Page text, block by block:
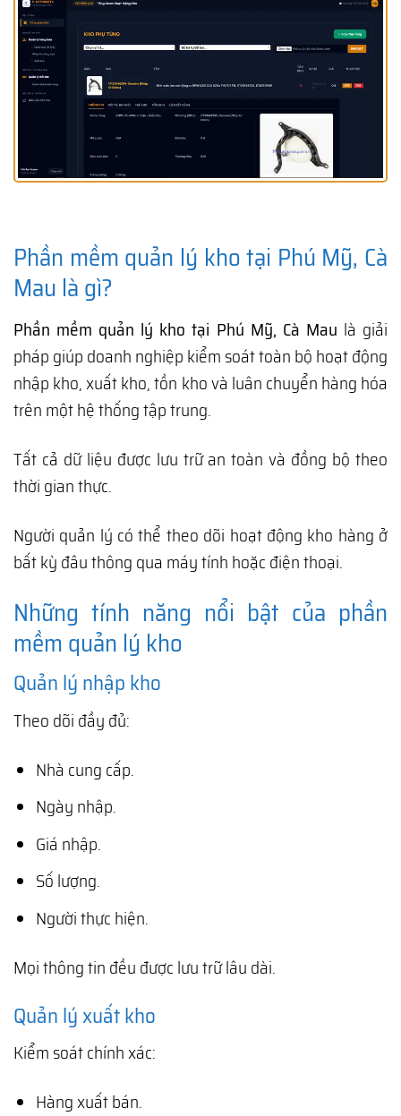
Phần mềm quản lý kho tại Phú Mỹ, Cà
Mau là gì?
Phần mềm quản lý kho tại Phú Mỹ, Cà Mau là giải
pháp giúp doanh nghiệp kiểm soát toàn bộ hoạt động
nhập kho, xuất kho, tồn kho và luân chuyển hàng hóa
trên một hệ thống tập trung.
Tất cả dữ liệu được lưu trữ an toàn và đồng bộ theo
thời gian thực.
Người quản lý có thể theo dõi hoạt động kho hàng ở
bất kỳ đâu thông qua máy tính hoặc điện thoại.
Những tính năng nổi bật của phần
mềm quản lý kho
Quản lý nhập kho
Theo dõi đầy đủ:
Nhà cung cấp.
Ngày nhập.
Giá nhập.
Số lượng.
Người thực hiện.
Mọi thông tin đều được lưu trữ lâu dài.
Quản lý xuất kho
Kiểm soát chính xác:
Hàng xuất bán.